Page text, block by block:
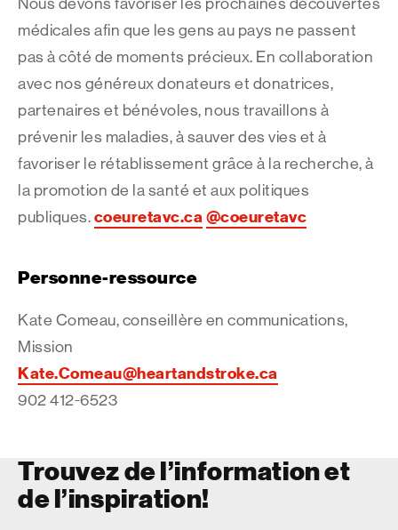
Nous devons favoriser les prochaines découvertes
médicales afin que les gens au pays ne passent
pas à côté de moments précieux. En collaboration
avec nos généreux donateurs et donatrices,
partenaires et bénévoles, nous travaillons à
prévenir les maladies, à sauver des vies et à
favoriser le rétablissement grâce à la recherche, à
la promotion de la santé et aux politiques
publiques. coeuretavc.ca@coeuretavc
Personne-ressource
Kate Comeau, conseillère en communications,
Mission
Kate.Comeau@heartandstroke.ca
902 412-6523
Trouvez de l’information et
de l’inspiration!